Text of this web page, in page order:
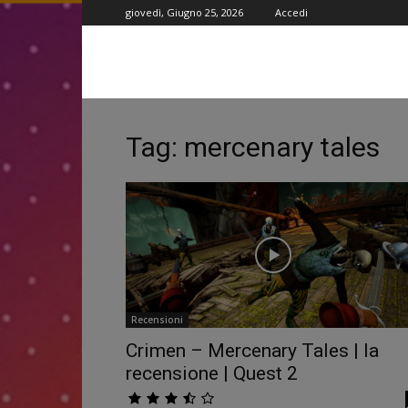
giovedì, Giugno 25, 2026 Accedi
Tag: mercenary tales
Recensioni
Crimen – Mercenary Tales | la
recensione | Quest 2